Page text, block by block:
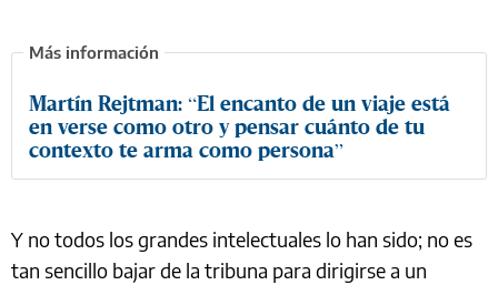
Martín Rejtman: “El encanto de un viaje está
en verse como otro y pensar cuánto de tu
contexto te arma como persona”
Y no todos los grandes intelectuales lo han sido; no es
tan sencillo bajar de la tribuna para dirigirse a un